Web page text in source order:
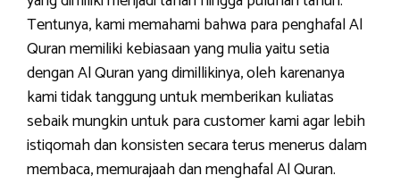
Tentunya, kami memahami bahwa para penghafal Al
Quran memiliki kebiasaan yang mulia yaitu setia
dengan Al Quran yang dimillikinya, oleh karenanya
kami tidak tanggung untuk memberikan kuliatas
sebaik mungkin untuk para customer kami agar lebih
istiqomah dan konsisten secara terus menerus dalam
membaca, memurajaah dan menghafal Al Quran.